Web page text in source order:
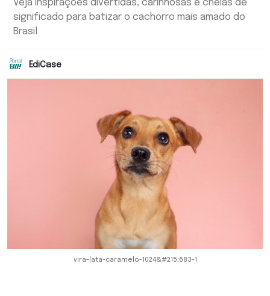
Veja inspirações divertidas, carinhosas e cheias de
significado para batizar o cachorro mais amado do
Brasil
EdiCase
vira-lata-caramelo-1024&#215;683-1